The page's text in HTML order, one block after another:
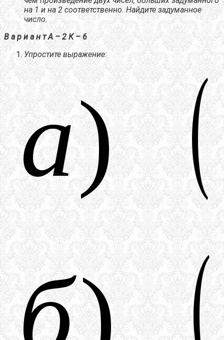
на 1 и на 2 соответственно. Найдите задуманное
число.
В а р и а н т А – 2 К – 6
Упростите выражение: